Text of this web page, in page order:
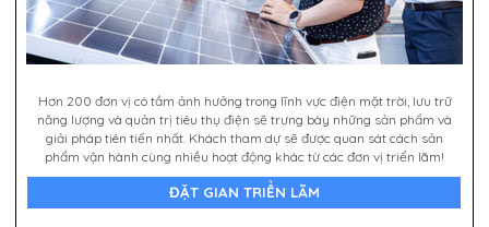
Hơn 200 đơn vị có tầm ảnh hưởng trong lĩnh vực điện mặt trời, lưu trữ
năng lượng và quản trị tiêu thụ điện sẽ trưng bày những sản phẩm và
giải pháp tiên tiến nhất. Khách tham dự sẽ được quan sát cách sản
phẩm vận hành cùng nhiều hoạt động khác từ các đơn vị triển lãm!
ĐẶT GIAN TRIỂN LÃM